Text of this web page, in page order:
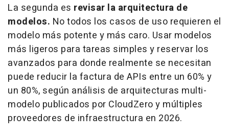
La segunda es revisar la arquitectura de
modelos. No todos los casos de uso requieren el
modelo más potente y más caro. Usar modelos
más ligeros para tareas simples y reservar los
avanzados para donde realmente se necesitan
puede reducir la factura de APIs entre un 60% y
un 80%, según análisis de arquitecturas multi-
modelo publicados por CloudZero y múltiples
proveedores de infraestructura en 2026.